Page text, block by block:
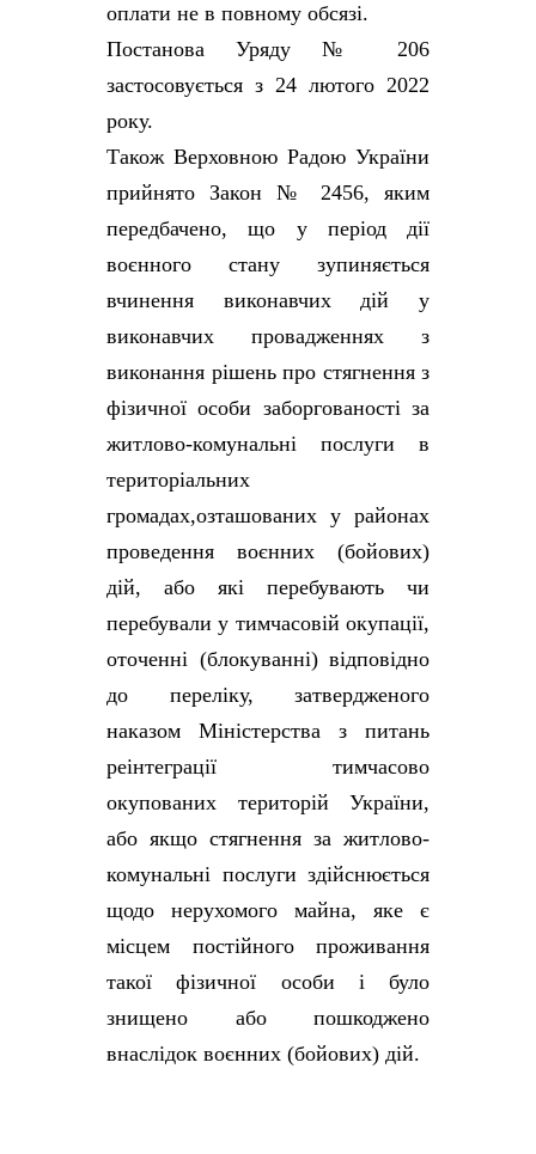
оплати не в повному обсязі.
Постанова Уряду № 206
застосовується з 24 лютого 2022
року.
Також Верховною Радою України
прийнято Закон № 2456, яким
передбачено, що у період дії
воєнного стану зупиняється
вчинення виконавчих дій у
виконавчих провадженнях з
виконання рішень про стягнення з
фізичної особи заборгованості за
житлово-комунальні послуги в
територіальних
громадах,озташованих у районах
проведення воєнних (бойових)
дій, або які перебувають чи
перебували у тимчасовій окупації,
оточенні (блокуванні) відповідно
до переліку, затвердженого
наказом Міністерства з питань
реінтеграції тимчасово
окупованих територій України,
або якщо стягнення за житлово-
комунальні послуги здійснюється
щодо нерухомого майна, яке є
місцем постійного проживання
такої фізичної особи і було
знищено або пошкоджено
внаслідок воєнних (бойових) дій.